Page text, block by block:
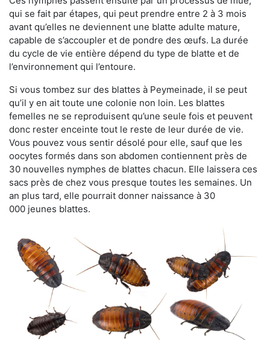
qui se fait par étapes, qui peut prendre entre 2 à 3 mois
avant qu’elles ne deviennent une blatte adulte mature,
capable de s’accoupler et de pondre des œufs. La durée
du cycle de vie entière dépend du type de blatte et de
l’environnement qui l’entoure.
Si vous tombez sur des blattes à Peymeinade, il se peut
qu’il y en ait toute une colonie non loin. Les blattes
femelles ne se reproduisent qu’une seule fois et peuvent
donc rester enceinte tout le reste de leur durée de vie.
Vous pouvez vous sentir désolé pour elle, sauf que les
oocytes formés dans son abdomen contiennent près de
30 nouvelles nymphes de blattes chacun. Elle laissera ces
sacs près de chez vous presque toutes les semaines. Un
an plus tard, elle pourrait donner naissance à 30
000 jeunes blattes.